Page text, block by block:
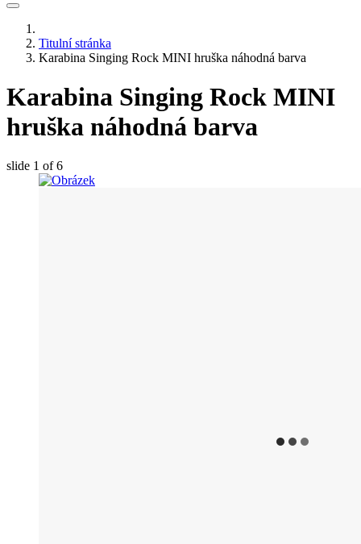
Titulní stránka
Karabina Singing Rock MINI hruška náhodná barva
Karabina Singing Rock MINI
hruška náhodná barva
slide 1 of 6